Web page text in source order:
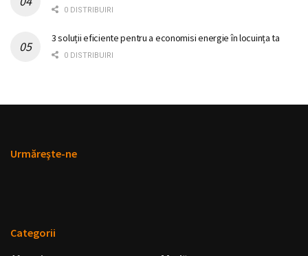
0 DISTRIBUIRI
3 soluții eficiente pentru a economisi energie în locuința ta
0 DISTRIBUIRI
Urmăreşte-ne
Categorii